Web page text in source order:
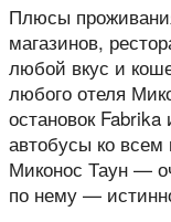
Плюсы
магазинов,
любой вкус и
любого отеля
остановок
автобусы ко
Миконос Таун —
по нему —